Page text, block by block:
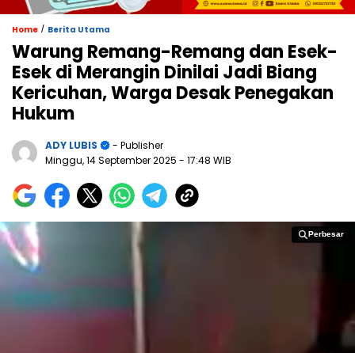
Home / Berita Utama
Warung Remang-Remang dan Esek-
Esek di Merangin Dinilai Jadi Biang
Kericuhan, Warga Desak Penegakan
Hukum
ADY LUBIS
- Publisher
Minggu, 14 September 2025 - 17:48 WIB
Perbesar
Perbesar